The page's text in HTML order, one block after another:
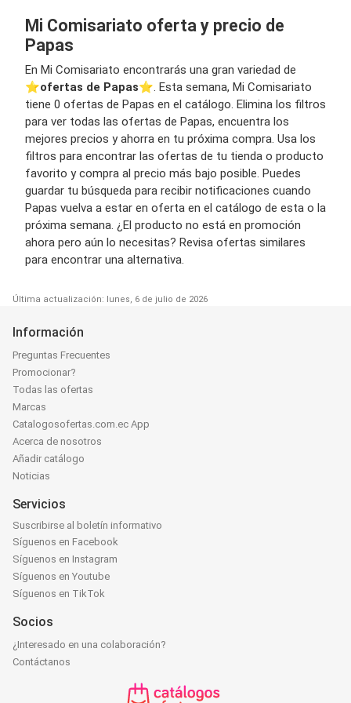
Mi Comisariato oferta y precio de
Papas
En Mi Comisariato encontrarás una gran variedad de
⭐️ofertas de Papas⭐️. Esta semana, Mi Comisariato
tiene 0 ofertas de Papas en el catálogo. Elimina los filtros
para ver todas las ofertas de Papas, encuentra los
mejores precios y ahorra en tu próxima compra. Usa los
filtros para encontrar las ofertas de tu tienda o producto
favorito y compra al precio más bajo posible. Puedes
guardar tu búsqueda para recibir notificaciones cuando
Papas vuelva a estar en oferta en el catálogo de esta o la
próxima semana. ¿El producto no está en promoción
ahora pero aún lo necesitas? Revisa ofertas similares
para encontrar una alternativa.
Última actualización: lunes, 6 de julio de 2026
Información
Preguntas Frecuentes
Promocionar?
Todas las ofertas
Marcas
Catalogosofertas.com.ec App
Acerca de nosotros
Añadir catálogo
Noticias
Servicios
Suscribirse al boletín informativo
Síguenos en Facebook
Síguenos en Instagram
Síguenos en Youtube
Síguenos en TikTok
Socios
¿Interesado en una colaboración?
Contáctanos